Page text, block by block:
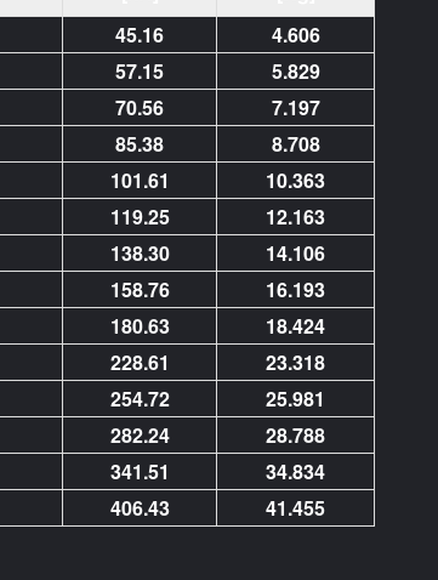
45.16
4.606
57.15
5.829
70.56
7.197
85.38
8.708
101.61
10.363
119.25
12.163
138.30
14.106
158.76
16.193
180.63
18.424
228.61
23.318
254.72
25.981
282.24
28.788
341.51
34.834
406.43 41.455